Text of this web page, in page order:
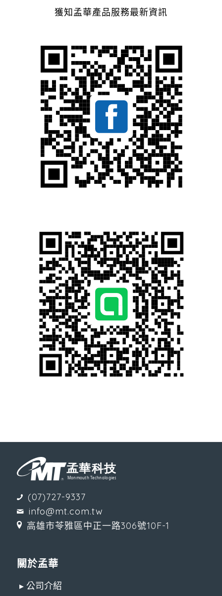
獲知孟華產品服務最新資訊
(07)727-9337
info@mt.com.tw
高雄市苓雅區中正一路306號10F-1
關於孟華
▸ 公司介紹